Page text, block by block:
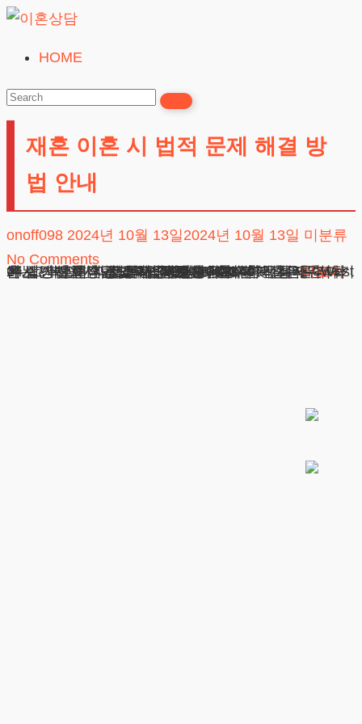
Skip
content
혼
상
HOME
재혼 이혼 시 법적 문제 해결 방
법 안내
onoff098 2024년 10월 13일 2024년 10월 13일 미분류
No Comments
24시간 전화상담 및 채팅상담 바로가기 목차 재혼이혼, 그 복잡한 여정의 시작 재혼이혼의 첫 걸음 – 시작하는 방법 법적 요소의 중요성 재혼이혼의 실제 이야기에 담긴 교훈 자주 묻는 질문 모음 조언 – 실수를 피하는 법 재혼이혼, 그 복잡한 여정의 시작 재혼은더보기
상호 : 법무법인 테헤란
사업자 : 589-86-01340
대표자 : 이수학
주소 : 서울시 강남구 테헤란로 420, KT선릉타워West 9층
광고책임변호사 : 이수학